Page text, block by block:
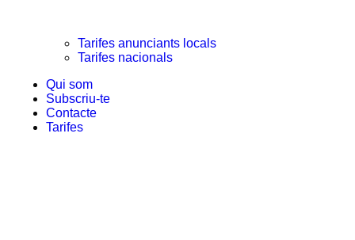
Tarifes anunciants locals
Tarifes nacionals
Qui som
Subscriu-te
Contacte
Tarifes